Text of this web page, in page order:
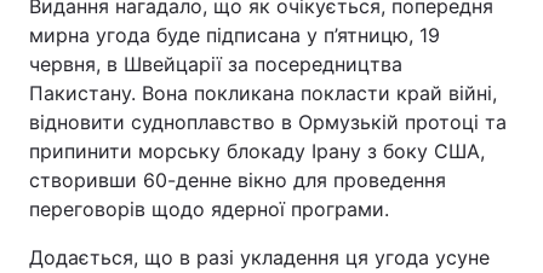
Видання нагадало, що як очікується, попередня
мирна угода буде підписана у п’ятницю, 19
червня, в Швейцарії за посередництва
Пакистану. Вона покликана покласти край війні,
відновити судноплавство в Ормузькій протоці та
припинити морську блокаду Ірану з боку США,
створивши 60-денне вікно для проведення
переговорів щодо ядерної програми.
Додається, що в разі укладення ця угода усуне